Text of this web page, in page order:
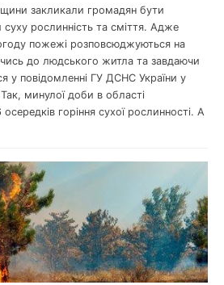
закликали громадян бути
рослинність та сміття. Адже
пожежі розповсюджуються на
до людського житла та завдаючи
у повідомленні ГУ ДСНС України у
минулої доби в області
горіння сухої рослинності. А